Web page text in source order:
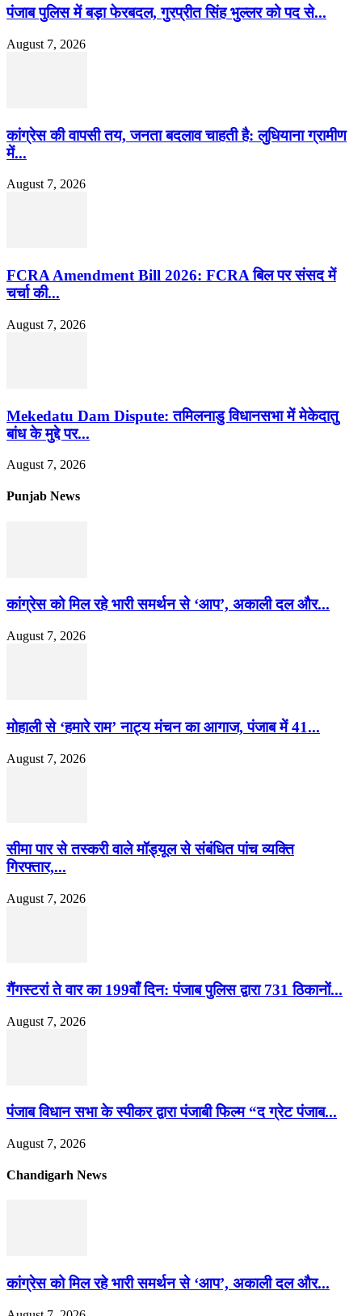
पंजाब पुलिस में बड़ा फेरबदल, गुरप्रीत सिंह भुल्लर को पद से...
August 7, 2026
कांग्रेस की वापसी तय, जनता बदलाव चाहती है: लुधियाना ग्रामीण
में...
August 7, 2026
FCRA Amendment Bill 2026: FCRA बिल पर संसद में
चर्चा की...
August 7, 2026
Mekedatu Dam Dispute: तमिलनाडु विधानसभा में मेकेदातु
बांध के मुद्दे पर...
August 7, 2026
Punjab News
कांग्रेस को मिल रहे भारी समर्थन से ‘आप’, अकाली दल और...
August 7, 2026
मोहाली से ‘हमारे राम’ नाट्य मंचन का आगाज, पंजाब में 41...
August 7, 2026
सीमा पार से तस्करी वाले मॉड्यूल से संबंधित पांच व्यक्ति
गिरफ्तार,...
August 7, 2026
गैंगस्टरां ते वार का 199वाँ दिन: पंजाब पुलिस द्वारा 731 ठिकानों...
August 7, 2026
पंजाब विधान सभा के स्पीकर द्वारा पंजाबी फिल्म “द ग्रेट पंजाब...
August 7, 2026
Chandigarh News
कांग्रेस को मिल रहे भारी समर्थन से ‘आप’, अकाली दल और...